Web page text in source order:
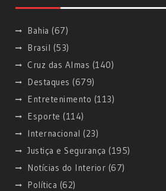
Bahia (67)
Brasil (53)
Cruz das Almas (140)
Destaques (679)
Entretenimento (113)
Esporte (114)
Internacional (23)
Justiça e Segurança (195)
Notícias do Interior (67)
Política (62)